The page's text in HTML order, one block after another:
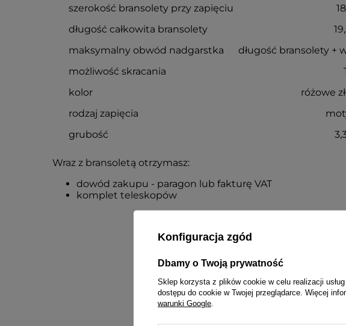
szerokość bransolety przy zapięciu
długość całkowita bransolety
maksymalny obwód nadgarstka
długość bransolety +
możliwość skracania
kolor
różowe
rodzaj zapięcia
grubość
Wraz z bransoletą otrzymasz:
dowód zakupu - paragon lub fakturę VAT
komplet teleskopów
Konfiguracja zgód
Dbamy o Twoją prywatność
Sklep korzysta z plików cookie w celu realizacji
dostępu do cookie w Twojej przeglądarce. Więcej
warunki Google